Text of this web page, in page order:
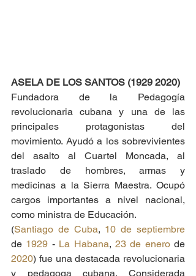
ASELA DE LOS SANTOS (1929 2020)
Fundadora de la Pedagogía
revolucionaria cubana y una de las
principales protagonistas del
movimiento. Ayudó a los sobrevivientes
del asalto al Cuartel Moncada, al
traslado de hombres, armas y
medicinas a la Sierra Maestra. Ocupó
cargos importantes a nivel nacional,
como ministra de Educación.
(Santiago de Cuba, 10 de septiembre
de 1929 - La Habana, 23 de enero
2020) fue una destacada revolucionaria
y pedagoga cubana. Considerada